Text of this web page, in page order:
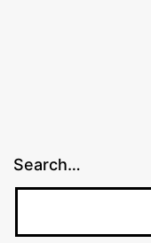
Search…